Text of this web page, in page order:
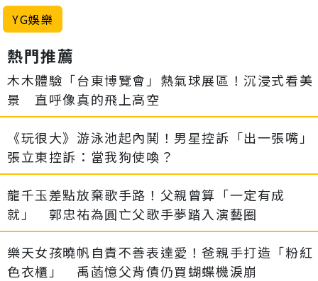
YG娛樂
熱門推薦
木木體驗「台東博覽會」熱氣球展區！沉浸式看美
景 直呼像真的飛上高空
《玩很大》游泳池起內鬨！男星控訴「出一張嘴」
張立東控訴：當我狗使喚？
龍千玉差點放棄歌手路！父親曾算「一定有成
就」 郭忠祐為圓亡父歌手夢踏入演藝圈
樂天女孩曉帆自責不善表達愛！爸親手打造「粉紅
色衣櫃」 禹菡憶父背債仍買蝴蝶機淚崩